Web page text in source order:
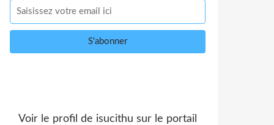
Voir le profil de isucithu sur le portail